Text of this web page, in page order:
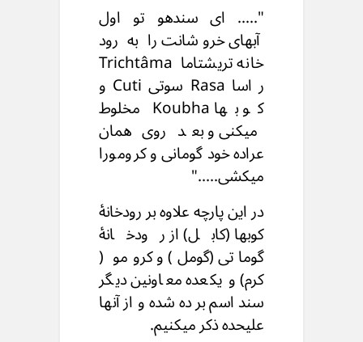
"..... ای سندهو تو اول
آبهای خروشانت را به رود
خانه تریشتاما Trichtâma
ر اسا Rasa سوتی Cuti و
کو بها Koubha مخلوط
میکنی و بعد روی همان
عراده خود گومانی و کرومورا
میکشی....."
در این پارچه علاوه بر رودخانۀ
کوبها (کابل) از رودخانۀ
گوماتی (گومل) و کرومو (
کرم) و یکعده معاونین دیگر
سند اسم بر ده شده و از آنها
علیحده ذکر میکنیم.